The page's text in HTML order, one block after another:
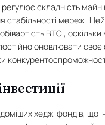
складність
стабільності мережі.
BTC ,
оновлювати
хедж-фондів, що